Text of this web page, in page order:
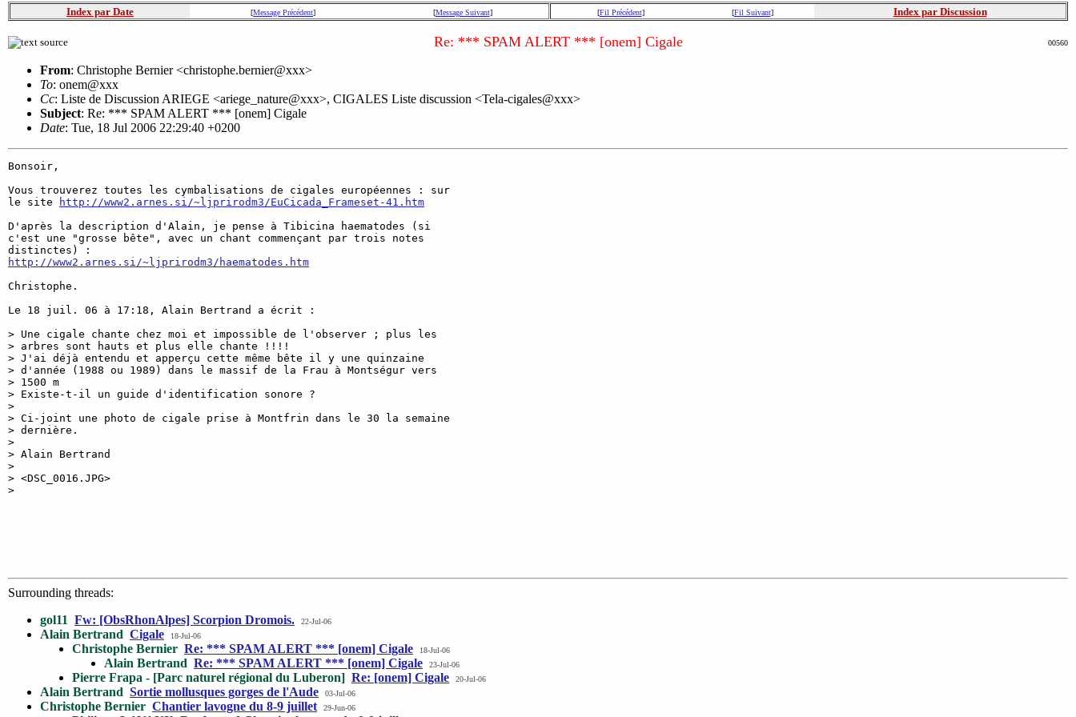
Index par Date [Message Précédent] [Message Suivant] [Fil Précédent] [Fil Suivant] Index par Discussion
Re: *** SPAM ALERT *** [onem] Cigale 00560
From: Christophe Bernier <christophe.bernier@xxx>
To: onem@xxx
Cc: Liste de Discussion ARIEGE <ariege_nature@xxx>, CIGALES Liste discussion <Tela-cigales@xxx>
Subject: Re: *** SPAM ALERT *** [onem] Cigale
Date: Tue, 18 Jul 2006 22:29:40 +0200
Bonsoir,
Vous trouverez toutes les cymbalisations de cigales européennes : sur
le site
http://www2.arnes.si/~ljprirodm3/EuCicada_Frameset-41.htm
D'après la description d'Alain, je pense à Tibicina haematodes (si
c'est une "grosse bête", avec un chant commençant par trois notes
http://www2.arnes.si/~ljprirodm3/haematodes.htm
Christophe.
Le 18 juil. 06 à 17:18, Alain Bertrand a écrit :
> Une cigale chante chez moi et impossible de l'observer ; plus les
> arbres sont hauts et plus elle chante !!!!
> J'ai déjà entendu et apperçu cette même bête il y une quinzaine
> d'année (1988 ou 1989) dans le massif de la Frau à Montségur vers
> 1500 m
> Existe-t-il un guide d'identification sonore ?
>
> Ci-joint une photo de cigale prise à Montfrin dans le 30 la semaine
> dernière.
>
> Alain Bertrand
>
> <DSC_0016.JPG>
>
Surrounding threads:
gol11 Fw: [ObsRhonAlpes] Scorpion Dromois. 22-Jul-06
Alain Bertrand Cigale 18-Jul-06
Christophe Bernier Re: *** SPAM ALERT *** [onem] Cigale 18-Jul-06
Alain Bertrand Re: *** SPAM ALERT *** [onem] Cigale 23-Jul-06
Pierre Frapa - [Parc naturel régional du Luberon] Re: [onem] Cigale 20-Jul-06
Alain Bertrand Sortie mollusques gorges de l'Aude 03-Jul-06
Christophe Bernier Chantier lavogne du 8-9 juillet 29-Jun-06